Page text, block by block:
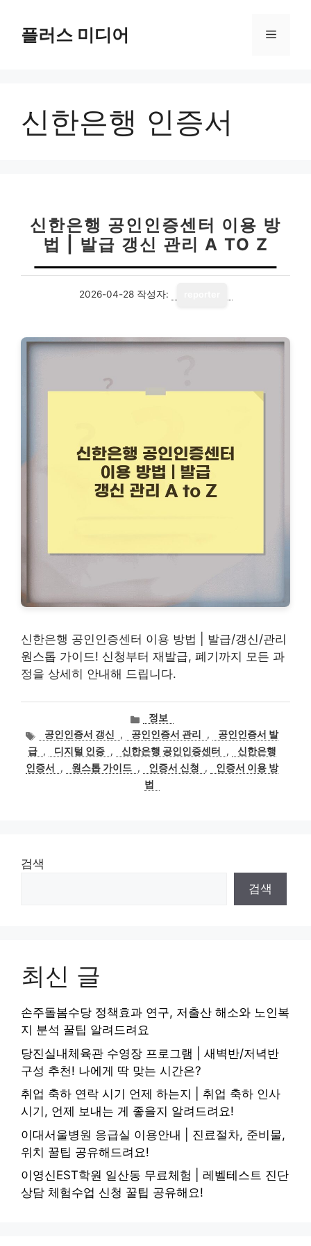
플러스 미디어 메
신한은행 인증서
신한은행 공인인증센터 이용 방
법 | 발급 갱신 관리 A TO Z
2026-04-28 작성자:
신한은행 공인인증센터 이용 방법 | 발급/갱신/관리
원스톱 가이드! 신청부터 재발급, 폐기까지 모든 과
정을 상세히 안내해 드립니다.
카
테
고
리
정보
태공인인증서 갱신 , 공인인증서 관리 ,
공인인증서 발
급 , 디지털 인증 , 신한은행 공인인증센터 ,
신한은행
인증서
, 원스톱 가이드 , 인증서 신청 ,
인증서 이용 방
법
검색
검색
최신 글
손주돌봄수당 정책효과 연구, 저출산 해소와 노인복
지 분석 꿀팁 알려드려요
당진실내체육관 수영장 프로그램 | 새벽반/저녁반
구성 추천! 나에게 딱 맞는 시간은?
취업 축하 연락 시기 언제 하는지 | 취업 축하 인사
시기, 언제 보내는 게 좋을지 알려드려요!
이대서울병원 응급실 이용안내 | 진료절차, 준비물,
위치 꿀팁 공유해드려요!
이영신EST학원 일산동 무료체험 | 레벨테스트 진단
상담 체험수업 신청 꿀팁 공유해요!